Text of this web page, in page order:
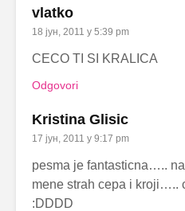
vlatko
18 јун, 2011 у 5:39 pm
CECO TI SI KRALICA
Odgovori
Kristina Glisic
17 јун, 2011 у 9:17 pm
pesma je fantasticna…..
mene strah cepa i kroji…..
:DDDD